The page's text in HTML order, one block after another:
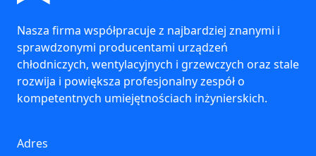
Nasza firma współpracuje z najbardziej znanymi i
sprawdzonymi producentami urządzeń
chłodniczych, wentylacyjnych i grzewczych oraz stale
rozwija i powiększa profesjonalny zespół o
kompetentnych umiejętnościach inżynierskich.
Adres